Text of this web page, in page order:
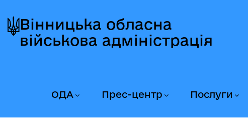
до
головного
до
головного
вмісту
до
головного
колонтитула
Вінницька обласна
військова адміністрація
ОДА Прес-центр Послуги